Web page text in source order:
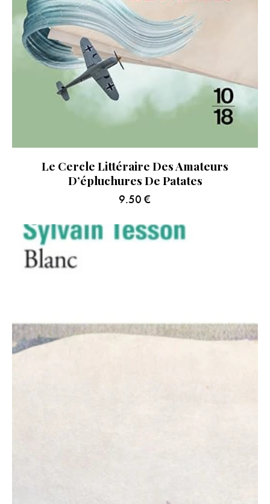
Le Cercle Littéraire Des Amateurs
D’épluchures De Patates
9.50 €